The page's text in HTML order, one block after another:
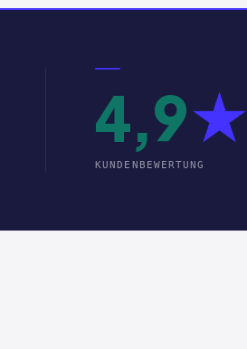
4,9★
KUNDENBEWERTUNG